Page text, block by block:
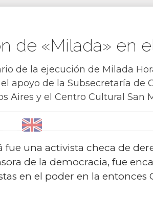
de «Milada» en
de la ejecución de Milada
apoyo de la Subsecretaría de
Aires y el Centro Cultural
fue una activista checa de
de la democracia, fue
en el poder en la entonces